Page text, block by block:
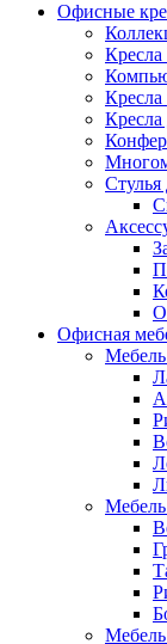
Офисные
Кресла
Кресла
Стулья
Офисная
Мебель
Мебель